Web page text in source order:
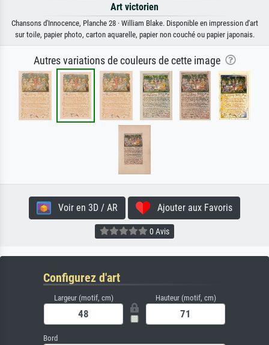
Art victorien
Chansons d'Innocence, Planche 28 · William Blake. Disponible en impression d'art
sur toile, papier photo, carton aquarelle, papier non couché ou papier japonais.
Autres variations de couleurs de cette image
Voir en 3D / AR Ajouter aux Favoris
0 Avis
Configurez d'art
Largeur (motif, cm) Hauteur (motif, cm)
Bord